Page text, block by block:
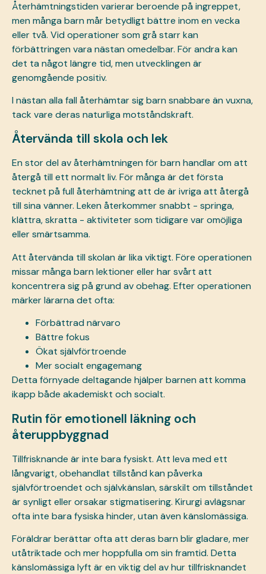
Återhämtningstiden varierar beroende på ingreppet,
men många barn mår betydligt bättre inom en vecka
eller två. Vid operationer som grå starr kan
förbättringen vara nästan omedelbar. För andra kan
det ta något längre tid, men utvecklingen är
genomgående positiv.
I nästan alla fall återhämtar sig barn snabbare än vuxna,
tack vare deras naturliga motståndskraft.
Återvända till skola och lek
En stor del av återhämtningen för barn handlar om att
återgå till ett normalt liv. För många är det första
tecknet på full återhämtning att de är ivriga att återgå
till sina vänner. Leken återkommer snabbt - springa,
klättra, skratta - aktiviteter som tidigare var omöjliga
eller smärtsamma.
Att återvända till skolan är lika viktigt. Före operationen
missar många barn lektioner eller har svårt att
koncentrera sig på grund av obehag. Efter operationen
märker lärarna det ofta:
Förbättrad närvaro
Bättre fokus
Ökat självförtroende
Mer socialt engagemang
Detta förnyade deltagande hjälper barnen att komma
ikapp både akademiskt och socialt.
Rutin för emotionell läkning och
återuppbyggnad
Tillfrisknande är inte bara fysiskt. Att leva med ett
långvarigt, obehandlat tillstånd kan påverka
självförtroendet och självkänslan, särskilt om tillståndet
är synligt eller orsakar stigmatisering. Kirurgi avlägsnar
ofta inte bara fysiska hinder, utan även känslomässiga.
Föräldrar berättar ofta att deras barn blir gladare, mer
utåtriktade och mer hoppfulla om sin framtid. Detta
känslomässiga lyft är en viktig del av hur tillfrisknandet